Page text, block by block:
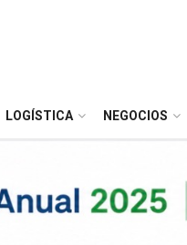
LOGÍSTICA NEGOCIOS